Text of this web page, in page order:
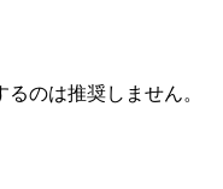
のは推奨しません。